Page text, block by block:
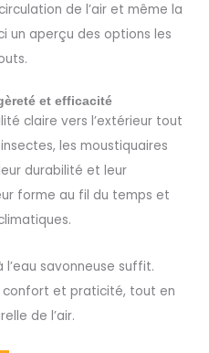
de l’air et même la
un aperçu des options les
et efficacité
claire vers l’extérieur tout
les moustiquaires
durabilité et leur
forme au fil du temps et
savonneuse suffit.
et praticité, tout en
de l’air.